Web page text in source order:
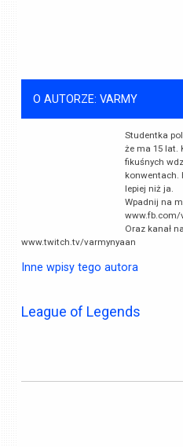
O AUTORZE: VARMY
Studentka
że ma 15 lat.
fikuśnych
konwentach.
lepiej niż ja.
Wpadnij na
www.fb.com/
Oraz kanał
www.twitch.tv/varmynyaan
Inne wpisy tego autora
League of Legends